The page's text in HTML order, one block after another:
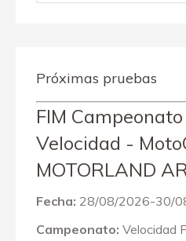
Próximas pruebas
FIM
Velocidad -
MOTORLAND
Fecha: 28/08/2026-30/
Campeonato: Velocidad